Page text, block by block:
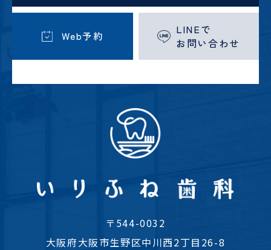
Web予約
LINEで
お問い合わせ
〒544-0032
大阪府大阪市生野区中川西2丁目26-8